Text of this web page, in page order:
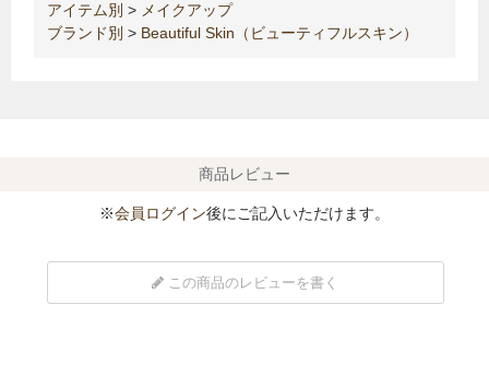
アイテム別 > メイクアップ
ブランド別 > Beautiful Skin（ビューティフルスキン）
商品レビュー
※会員ログイン後にご記入いただけます。
この商品のレビューを書く